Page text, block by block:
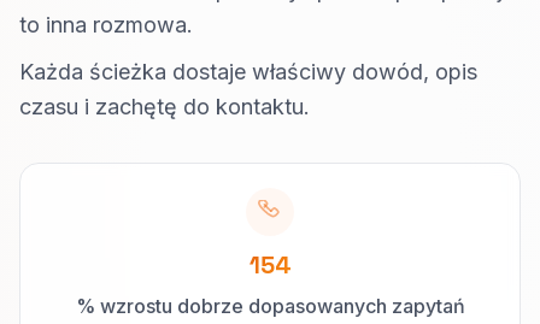
to inna rozmowa.
Każda ścieżka dostaje właściwy dowód, opis
czasu i zachętę do kontaktu.
154
% wzrostu dobrze dopasowanych zapytań